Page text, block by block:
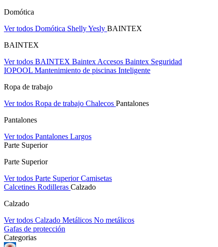
Domótica
Ver todos Domótica ShellyYesly BAINTEX
BAINTEX
Ver todos BAINTEX Baintex Accesos Baintex Seguridad
IOPOOL Mantenimiento de piscinas Inteligente
Ropa de trabajo
Ver todos Ropa de trabajo Chalecos Pantalones
Pantalones
Ver todos Pantalones Largos
Parte Superior
Parte Superior
Ver todos Parte SuperiorCamisetas
Calcetines Rodilleras Calzado
Calzado
Ver todos Calzado Metálicos No metálicos
Gafas de protección
Categorias